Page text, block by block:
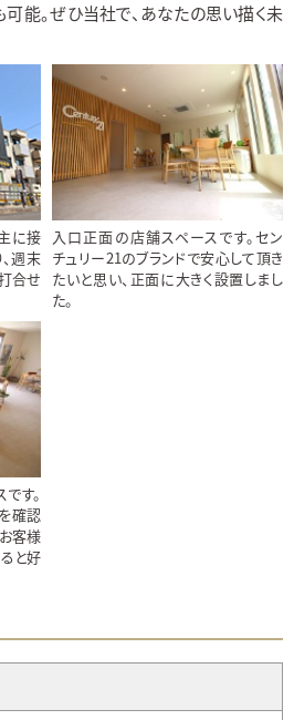
可能。ぜひ当社で、あなたの思い描く未
に接
週末
合せ
入口正面の店舗スペースです。セン
チュリー21のブランドで安心して頂き
たいと思い、正面に大きく設置しまし
た。
す。
確認
客様
と好